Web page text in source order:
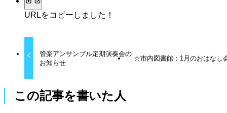
URLをコピーしました！
管楽アンサンブル定期演奏会の
お知らせ
☆市内図書館：1月のおはなし
この記事を書いた人